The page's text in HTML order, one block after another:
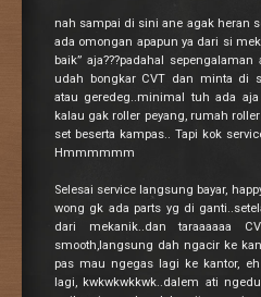
nah sampai di sini ane agak heran
ada omongan apapun ya dari si
baik” aja???padahal
udah bongkar CVT dan minta di
atau geredeg..minimal tuh ada
kalau gak roller peyang, rumah
set beserta kampas.. Tapi kok
Hmmmmmm
Selesai service langsung bayar,
wong gk ada parts yg di
dari mekanik..dan taraaaaaa
smooth,langsung dah ngacir ke
pas mau ngegas lagi ke kantor,
lagi, kwkwkwkkwk..dalem ati